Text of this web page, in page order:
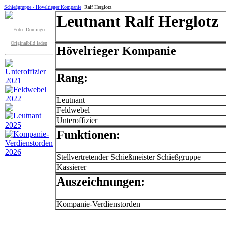
Schießgruppe - Hövelrieger Kompanie Ralf Herglotz
Foto: Domingo
Originalbild laden
Leutnant Ralf Herglotz
Hövelrieger Kompanie
Rang:
Leutnant
Feldwebel
Unteroffizier
Funktionen:
Stellvertretender Schießmeister Schießgruppe
Kassierer
Auszeichnungen:
Kompanie-Verdienstorden